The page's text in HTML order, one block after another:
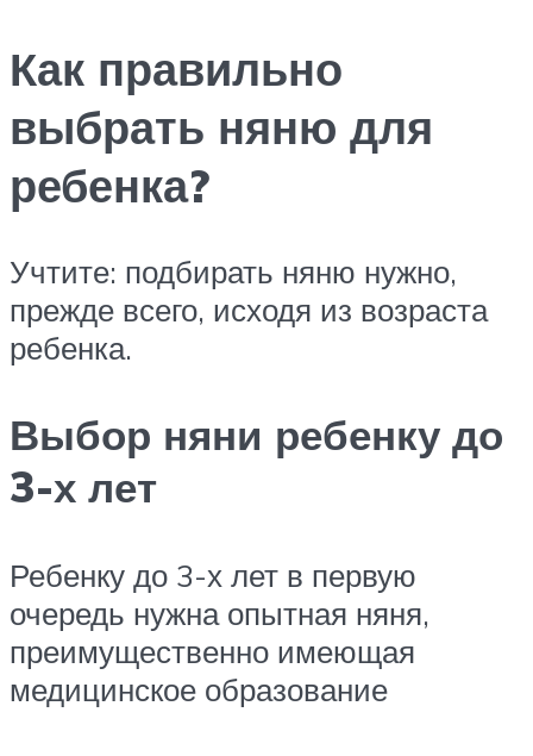
Как правильно
выбрать няню для
ребенка?
Учтите: подбирать няню нужно,
прежде всего, исходя из возраста
ребенка.
Выбор няни ребенку до
3-х лет
Ребенку до 3-х лет в первую
очередь нужна опытная няня,
преимущественно имеющая
медицинское образование